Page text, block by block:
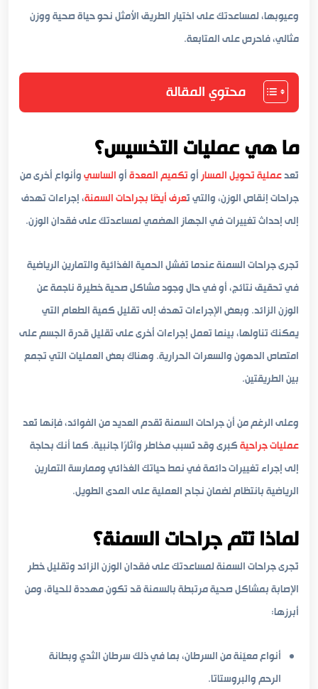
وعيوبها، لمساعدتك على اختيار الطريق الأمثل نحو حياة صحية ووزن
مثالي، فاحرص على المتابعة.
محتوي المقالة
ما هي عمليات التخسيس؟
تُعدعملية تحويل المسارأوتكميم المعدةأوالساسيوأنواع أخرى من
جراحات إنقاص الوزن، والتي تُعرف أيضًا بجراحات السمنة، إجراءات تهدف
إلى إحداث تغييرات في الجهاز الهضمي لمساعدتك على فقدان الوزن.
تُجرى جراحات السمنة عندما تفشل الحمية الغذائية والتمارين الرياضية
في تحقيق نتائج، أو في حال وجود مشاكل صحية خطيرة ناجمة عن
الوزن الزائد. وبعض الإجراءات تهدف إلى تقليل كمية الطعام التي
يمكنك تناولها، بينما تعمل إجراءات أخرى على تقليل قدرة الجسم على
امتصاص الدهون والسعرات الحرارية. وهناك بعض العمليات التي تجمع
بين الطريقتين.
وعلى الرغم من أن جراحات السمنة تُقدم العديد من الفوائد، فإنها تُعد
عمليات جراحيةكبرى وقد تُسبب مخاطر وآثارًا جانبية. كما أنك بحاجة
إلى إجراء تغييرات دائمة في نمط حياتك الغذائي وممارسة التمارين
الرياضية بانتظام لضمان نجاح العملية على المدى الطويل.
لماذا تتم جراحات السمنة؟
تُجرى جراحات السمنة لمساعدتك على فقدان الوزن الزائد وتقليل خطر
الإصابة بمشاكل صحية مرتبطة بالسمنة قد تكون مهددة للحياة، ومن
أبرزها:
أنواع معيّنة من السرطان، بما في ذلك سرطان الثدي وبطانة
الرحم والبروستاتا.